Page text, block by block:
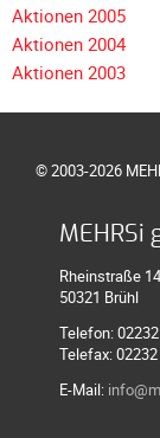
Galerie
2007
Galerie
2006
2005
2004
Videos
Auszeichnung
Aktionen 2005
Aktionen 2004
Aktionen 2003
© 2003-2026
MEHRSi
Rheinstraße 14
50321 Brühl
Telefon:
Telefax:
E-Mail: